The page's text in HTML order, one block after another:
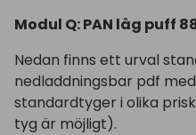
Modul Q: PAN låg puff
Nedan finns ett urval
nedladdningsbar pdf
standardtyger i olika
tyg är möjligt).